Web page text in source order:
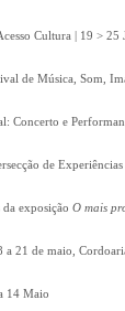
Cultura | 19 > 25
de Música, Som,
Concerto e
de Experiências
exposição O mais
a 21 de maio,
14 Maio